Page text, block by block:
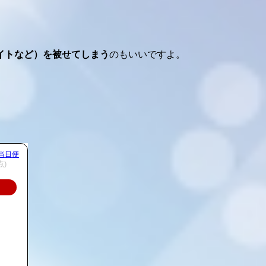
など）を被せてしまうのもいいですよ。
日便
)